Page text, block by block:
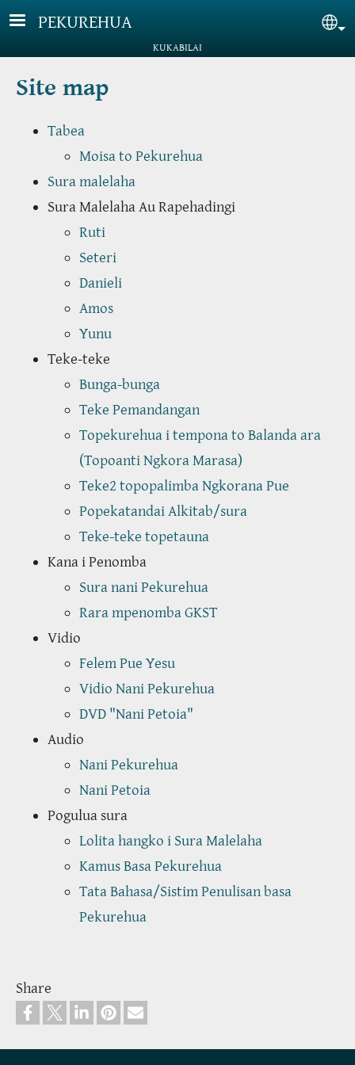
Skip to main content
PEKUREHUA
KUKABILAI
Site map
Tabea
Moisa to Pekurehua
Sura malelaha
Sura Malelaha Au Rapehadingi
Ruti
Seteri
Danieli
Amos
Yunu
Teke-teke
Bunga-bunga
Teke Pemandangan
Topekurehua i tempona to Balanda ara
(Topoanti Ngkora Marasa)
Teke2 topopalimba Ngkorana Pue
Popekatandai Alkitab/sura
Teke-teke topetauna
Kana i Penomba
Sura nani Pekurehua
Rara mpenomba GKST
Vidio
Felem Pue Yesu
Vidio Nani Pekurehua
DVD "Nani Petoia"
Audio
Nani Pekurehua
Nani Petoia
Pogulua sura
Lolita hangko i Sura Malelaha
Kamus Basa Pekurehua
Tata Bahasa/Sistim Penulisan basa
Pekurehua
Share